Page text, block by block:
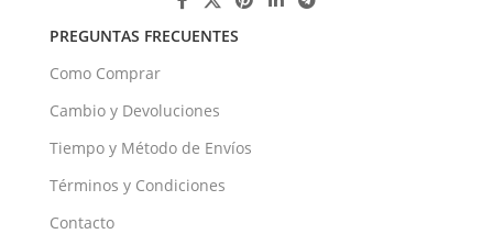
PREGUNTAS FRECUENTES
Como Comprar
Cambio y Devoluciones
Tiempo y Método de Envíos
Términos y Condiciones
Contacto